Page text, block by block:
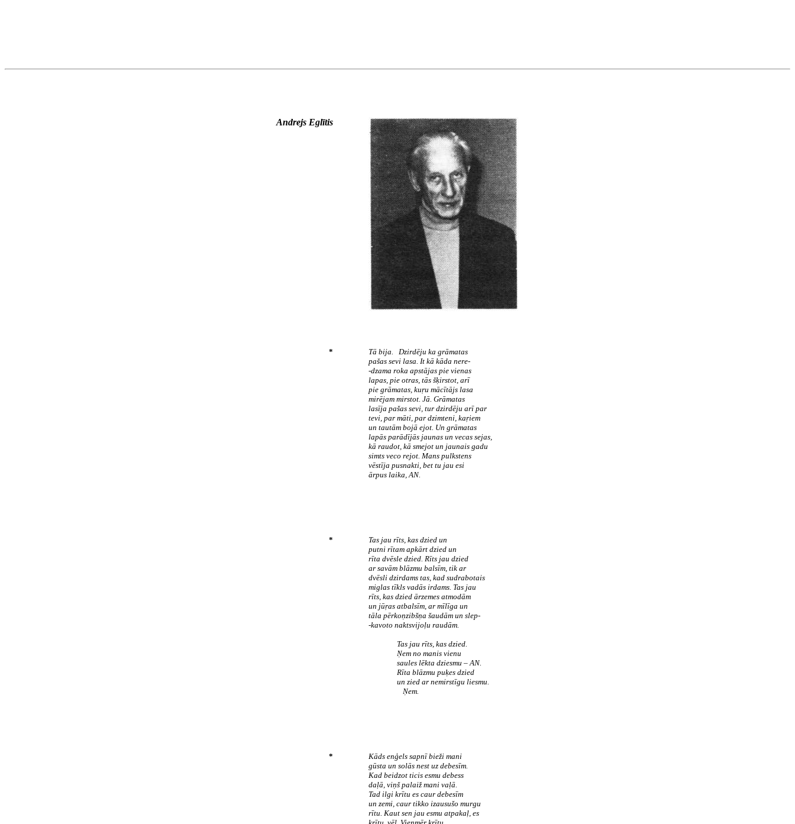
Andrejs Eglītis
*
Tā bija. Dzirdēju ka grāmatas
pašas sevi lasa. It kā kāda nere-
-dzama roka apstājas pie vienas
lapas, pie otras, tās šķirstot, arī
pie grāmatas, kuŗu mācītājs lasa
mirējam mirstot. Jā. Grāmatas
lasīja pašas sevi, tur dzirdēju arī par
tevi, par māti, par dzimteni, kaŗiem
un tautām bojā ejot. Un grāmatas
lapās parādījās jaunas un vecas sejas,
kā raudot, kā smejot un jaunais gadu
simts veco rejot. Mans pulkstens
vēstīja pusnakti, bet tu jau esi
ārpus laika, AN.
*
Tas jau rīts, kas dzied un
putni rītam apkārt dzied un
rīta dvēsle dzied. Rīts jau dzied
ar savām blāzmu balsīm, tik ar
dvēsli dzirdams tas, kad sudrabotais
miglas tīkls vadās irdams. Tas jau
rīts, kas dzied ārzemes atmodām
un jūŗas atbalsīm, ar mīlīga un
tāla pērkoņzibšņa šaudām un slep-
-­kavoto naktsvijoļu raudām.
Tas jau rīts, kas dzied.
Ņem no manis vienu
saules lēkta dziesmu – AN.
Rīta blāzmu puķes dzied
un zied ar nemirstīgu liesmu.
Ņem.
*
Kāds enģels sapnī bieži mani
gūsta un solās nest uz debesīm.
Kad beidzot ticis esmu debess
daļā, viņš palaiž mani vaļā.
Tad ilgi krītu es caur debesīm
un zemi, caur tikko izausušo murgu
rītu. Kaut sen jau esmu atpakaļ, es